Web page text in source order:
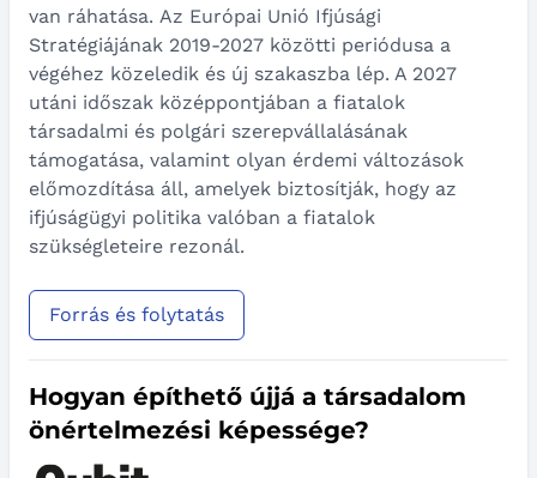
van ráhatása. Az Európai Unió Ifjúsági
Stratégiájának 2019-2027 közötti periódusa a
végéhez közeledik és új szakaszba lép. A 2027
utáni időszak középpontjában a fiatalok
társadalmi és polgári szerepvállalásának
támogatása, valamint olyan érdemi változások
előmozdítása áll, amelyek biztosítják, hogy az
ifjúságügyi politika valóban a fiatalok
szükségleteire rezonál.
Forrás és folytatás
Hogyan építhető újjá a társadalom
önértelmezési képessége?